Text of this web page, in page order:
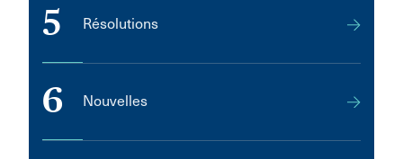
5 Résolutions
6 Nouvelles